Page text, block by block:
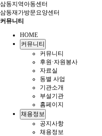
삼동지역아동센터
삼동재가방문요양센터
커뮤니티
HOME
커뮤니티
커뮤니티
후원·자원봉사
자료실
동별 사업
기관소개
부설기관
홈페이지
채용정보
공지사항
채용정보